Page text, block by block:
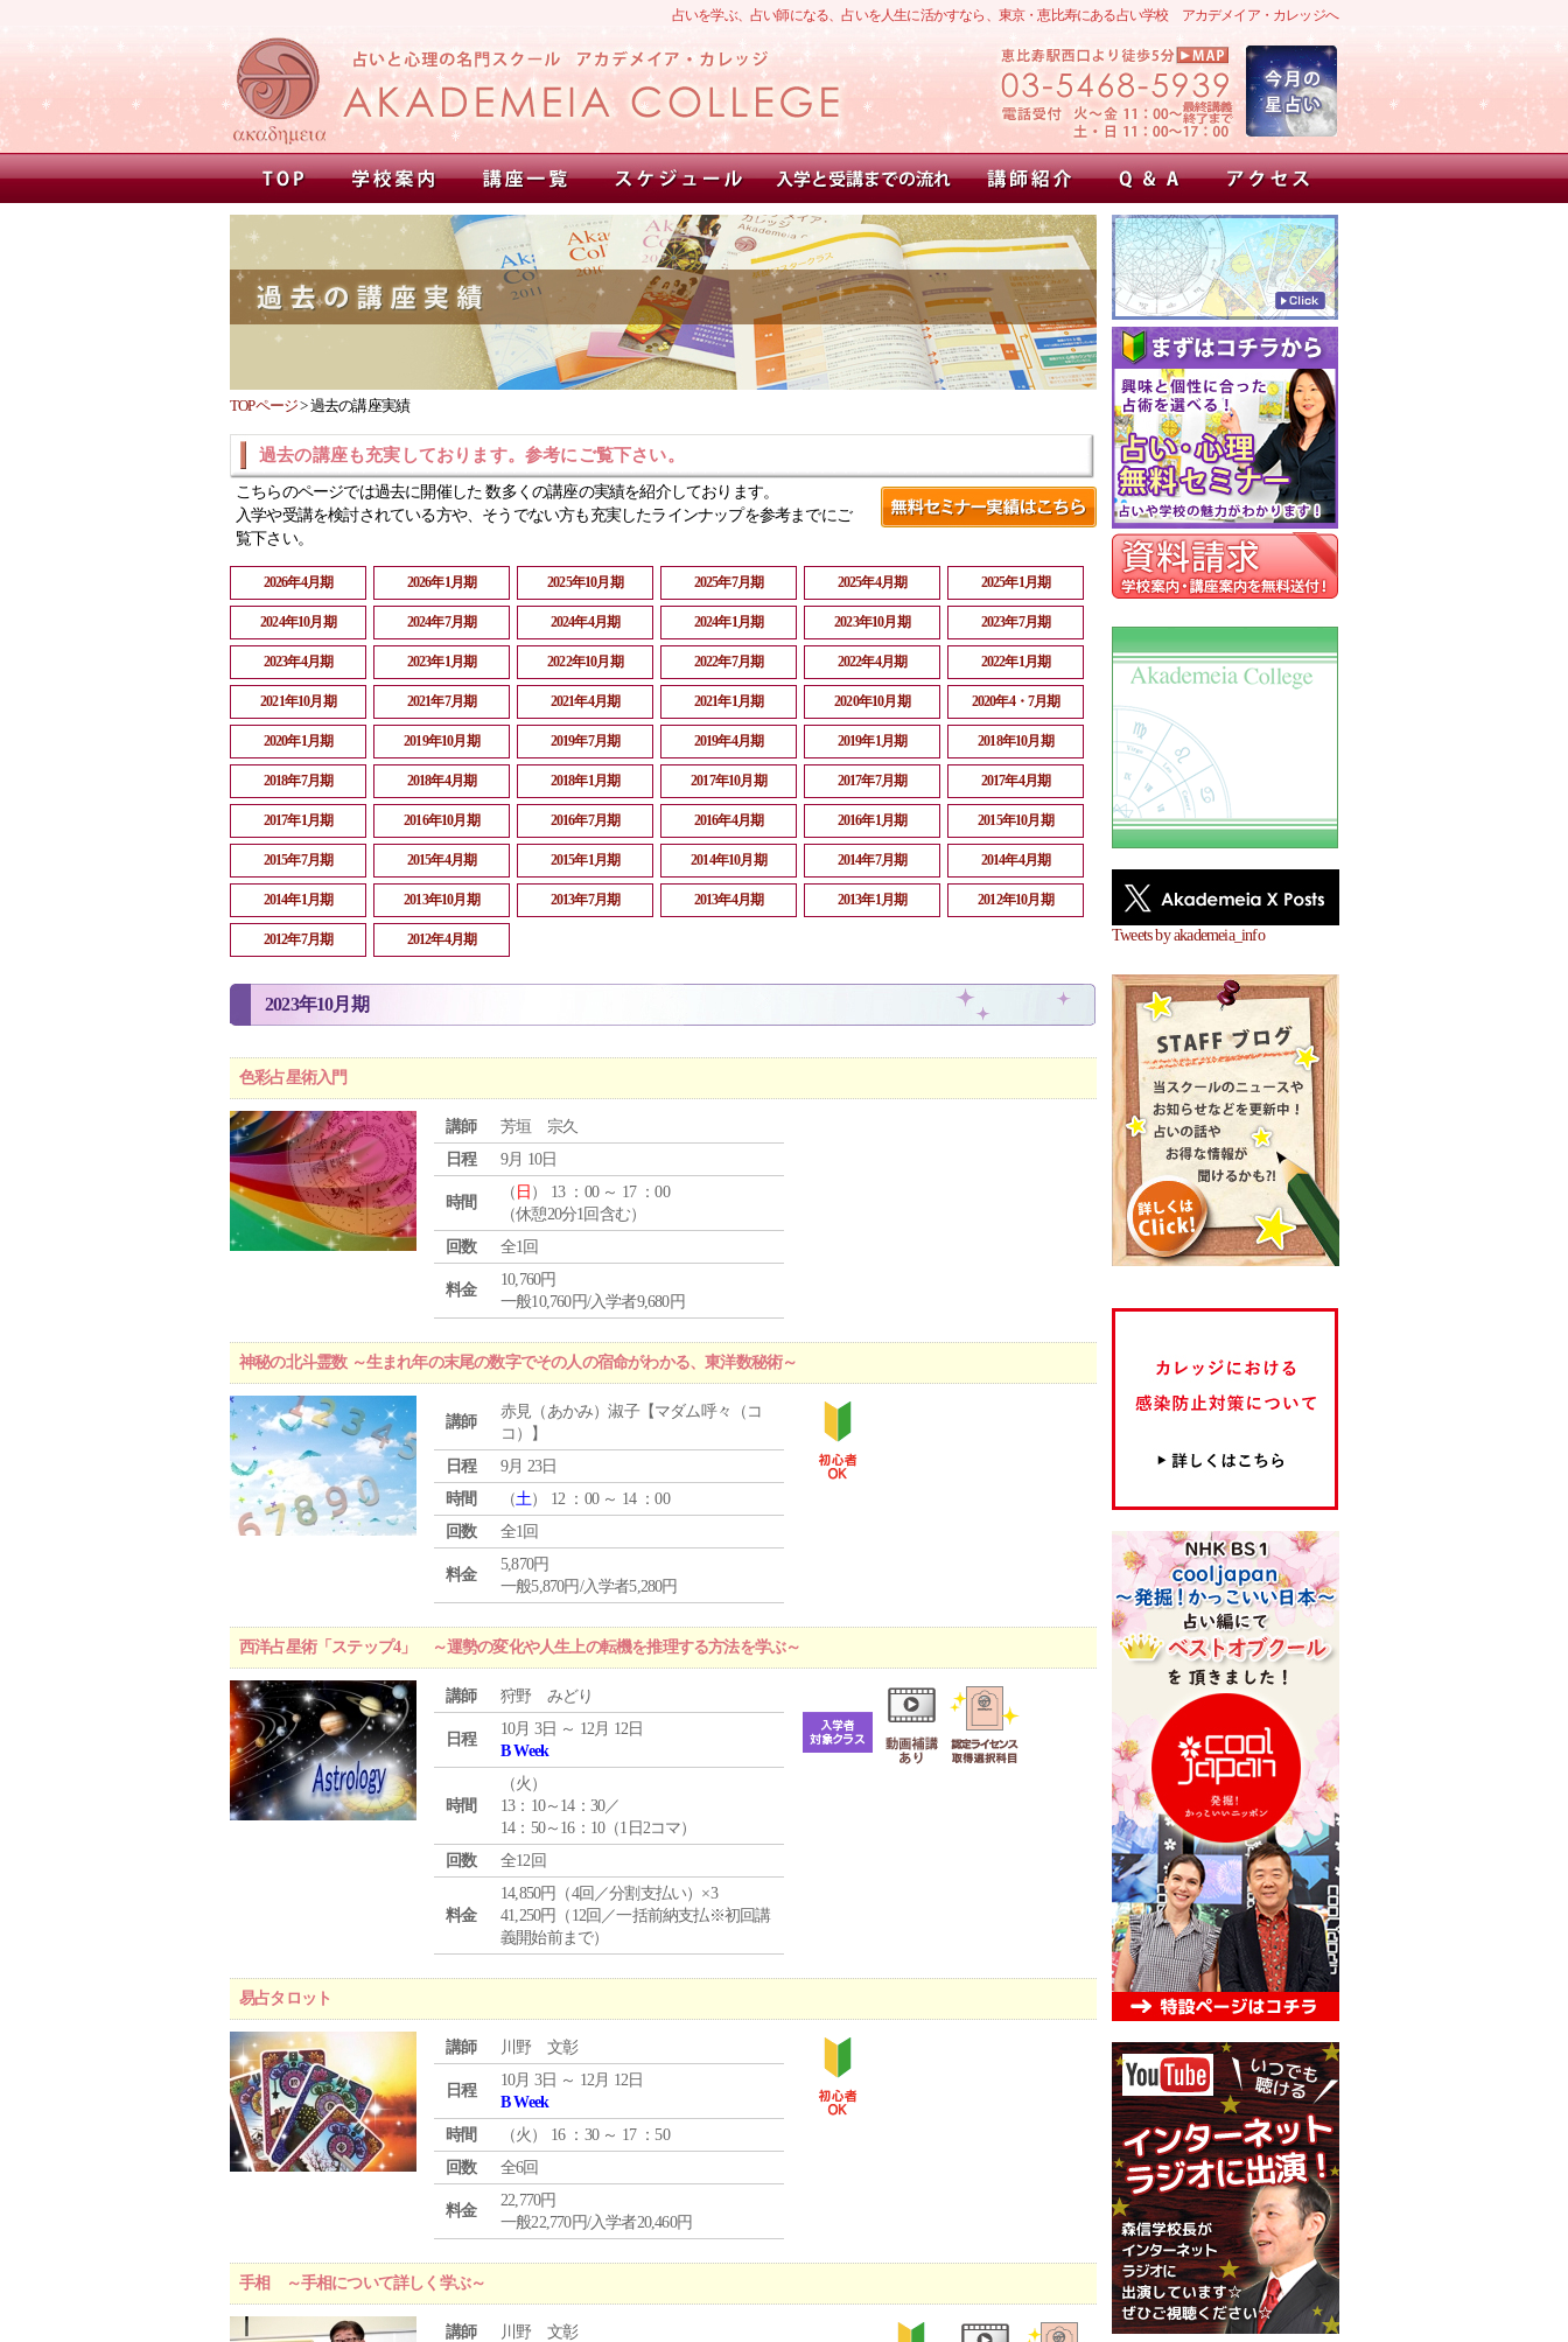
占いを学ぶ、占い師になる、占いを人生に活かすなら、東京・恵比寿にある占い学校 アカデメイア・カレッジへ
Tweets by akademeia_info
TOPページ>過去の講座実績
過去の講座も充実しております。参考にご覧下さい。
こちらのページでは過去に開催した 数多くの講座の実績を紹介しております。
入学や受講を検討されている方や、そうでない方も充実したラインナップを参考までにご
覧下さい。
2026年4月期 2026年1月期 2025年10月期 2025年7月期 2025年4月期 2025年1月期
2024年10月期 2024年7月期 2024年4月期 2024年1月期 2023年10月期 2023年7月期
2023年4月期 2023年1月期 2022年10月期 2022年7月期 2022年4月期 2022年1月期
2021年10月期 2021年7月期 2021年4月期 2021年1月期 2020年10月期 2020年4・7月期
2020年1月期 2019年10月期 2019年7月期 2019年4月期 2019年1月期 2018年10月期
2018年7月期 2018年4月期 2018年1月期 2017年10月期 2017年7月期 2017年4月期
2017年1月期 2016年10月期 2016年7月期 2016年4月期 2016年1月期 2015年10月期
2015年7月期 2015年4月期 2015年1月期 2014年10月期 2014年7月期 2014年4月期
2014年1月期 2013年10月期 2013年7月期 2013年4月期 2013年1月期 2012年10月期
2012年7月期 2012年4月期
2023年10月期
色彩占星術入門
講師
芳垣 宗久
日程
9月 10日
時間
（ 日 ） 13 ：00 ～ 17 ：00
（休憩20分1回含む）
回数
全1回
料金
10,760円
一般10,760円/入学者9,680円
神秘の北斗霊数 ～生まれ年の末尾の数字でその人の宿命がわかる、東洋数秘術～
講師
赤見（あかみ）淑子【マダム呼々（コ
コ）】
日程
9月 23日
時間
（土） 12 ：00 ～ 14 ：00
回数
全1回
料金
5,870円
一般5,870円/入学者5,280円
西洋占星術「ステップ4」 ～運勢の変化や人生上の転機を推理する方法を学ぶ～
講師 狩野 みどり
日程
10月 3日 ～ 12月 12日
B Week
時間
（火 ）
13：10～14：30／
14：50～16：10（1日2コマ）
回数
全12回
料金
14,850円（4回／分割支払い）×3
41,250円（12回／一括前納支払※初回講
義開始前まで）
易占タロット
講師 川野 文彰
日程
10月 3日 ～ 12月 12日
B Week
時間
（火 ） 16 ：30 ～ 17 ：50
回数
全6回
料金
22,770円
一般22,770円/入学者20,460円
手相 ～手相について詳しく学ぶ～
講師 川野 文彰